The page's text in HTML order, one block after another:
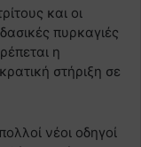
και οι
πυρκαγιές
η
στήριξη σε
νέοι οδηγοί